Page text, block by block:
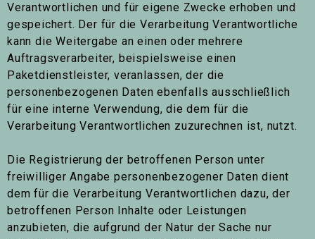
Verantwortlichen und für eigene Zwecke erhoben und
gespeichert. Der für die Verarbeitung Verantwortliche
kann die Weitergabe an einen oder mehrere
Auftragsverarbeiter, beispielsweise einen
Paketdienstleister, veranlassen, der die
personenbezogenen Daten ebenfalls ausschließlich
für eine interne Verwendung, die dem für die
Verarbeitung Verantwortlichen zuzurechnen ist, nutzt.
Die Registrierung der betroffenen Person unter
freiwilliger Angabe personenbezogener Daten dient
dem für die Verarbeitung Verantwortlichen dazu, der
betroffenen Person Inhalte oder Leistungen
anzubieten, die aufgrund der Natur der Sache nur